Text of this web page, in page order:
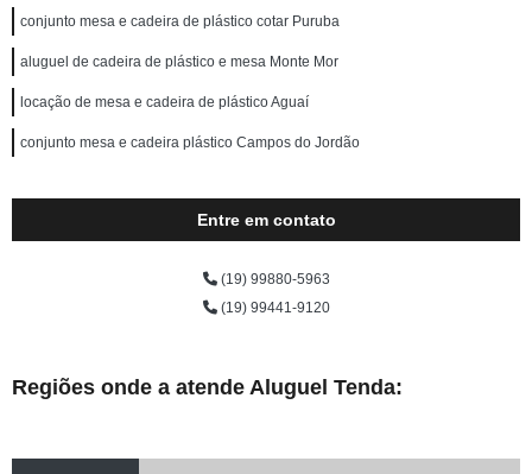
conjunto mesa e cadeira de plástico cotar Puruba
aluguel de cadeira de plástico e mesa Monte Mor
locação de mesa e cadeira de plástico Aguaí
conjunto mesa e cadeira plástico Campos do Jordão
Entre em contato
(19) 99880-5963
(19) 99441-9120
Regiões onde a atende Aluguel Tenda: